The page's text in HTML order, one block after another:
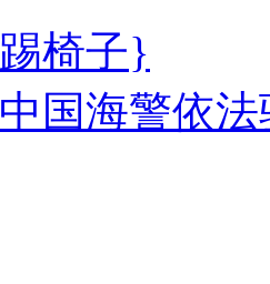
踢椅子}
中国海警依